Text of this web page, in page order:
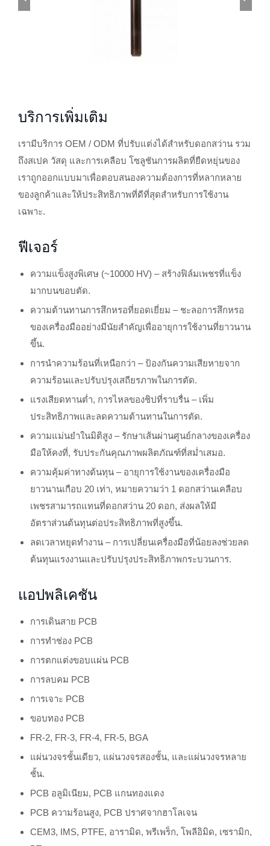
บริการเพิ่มเติม
เรามีบริการ OEM / ODM ที่ปรับแต่งได้สำหรับดอกสว่าน รวม
ถึงสเปค วัสดุ และการเคลือบ โซลูชันการผลิตที่ยืดหยุ่นของ
เราถูกออกแบบมาเพื่อตอบสนองความต้องการที่หลากหลาย
ของลูกค้าและให้ประสิทธิภาพที่ดีที่สุดสำหรับการใช้งาน
เฉพาะ.
ฟีเจอร์
ความแข็งสูงพิเศษ (~10000 HV) – สร้างฟิล์มเพชรที่แข็ง
มากบนขอบตัด.
ความต้านทานการสึกหรอที่ยอดเยี่ยม – ชะลอการสึกหรอ
ของเครื่องมืออย่างมีนัยสำคัญเพื่ออายุการใช้งานที่ยาวนาน
ขึ้น.
การนำความร้อนที่เหนือกว่า – ป้องกันความเสียหายจาก
ความร้อนและปรับปรุงเสถียรภาพในการตัด.
แรงเสียดทานต่ำ, การไหลของชิปที่ราบรื่น – เพิ่ม
ประสิทธิภาพและลดความต้านทานในการตัด.
ความแม่นยำในมิติสูง – รักษาเส้นผ่านศูนย์กลางของเครื่อง
มือให้คงที่, รับประกันคุณภาพผลิตภัณฑ์ที่สม่ำเสมอ.
ความคุ้มค่าทางต้นทุน – อายุการใช้งานของเครื่องมือ
ยาวนานเกือบ 20 เท่า, หมายความว่า 1 ดอกสว่านเคลือบ
เพชรสามารถแทนที่ดอกสว่าน 20 ดอก, ส่งผลให้มี
อัตราส่วนต้นทุนต่อประสิทธิภาพที่สูงขึ้น.
ลดเวลาหยุดทำงาน – การเปลี่ยนเครื่องมือที่น้อยลงช่วยลด
ต้นทุนแรงงานและปรับปรุงประสิทธิภาพกระบวนการ.
แอปพลิเคชัน
การเดินสาย PCB
การทำช่อง PCB
การตกแต่งขอบแผ่น PCB
การลบคม PCB
การเจาะ PCB
ขอบทอง PCB
FR-2, FR-3, FR-4, FR-5, BGA
แผ่นวงจรชั้นเดียว, แผ่นวงจรสองชั้น, และแผ่นวงจรหลาย
ชั้น.
PCB อลูมิเนียม, PCB แกนทองแดง
PCB ความร้อนสูง, PCB ปราศจากฮาโลเจน
CEM3, IMS, PTFE, อารามิด, พรีเพร็ก, โพลีอิมิด, เซรามิก,